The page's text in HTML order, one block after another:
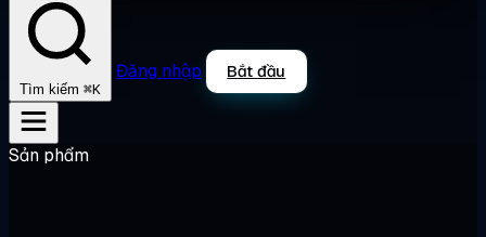
Tìm kiếm ⌘K
Đăng nhập Bắt đầu
Sản phẩm